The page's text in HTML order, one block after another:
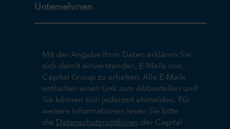
Unternehmen
Mit der Angabe Ihrer Daten erklären Sie
sich damit einverstanden, E-Mails von
Capital Group zu erhalten. Alle E-Mails
enthalten einen Link zum Abbestellen und
Sie können sich jederzeit abmelden. Für
weitere Informationen lesen Sie bitte
die Datenschutzrichtlinien der Capital